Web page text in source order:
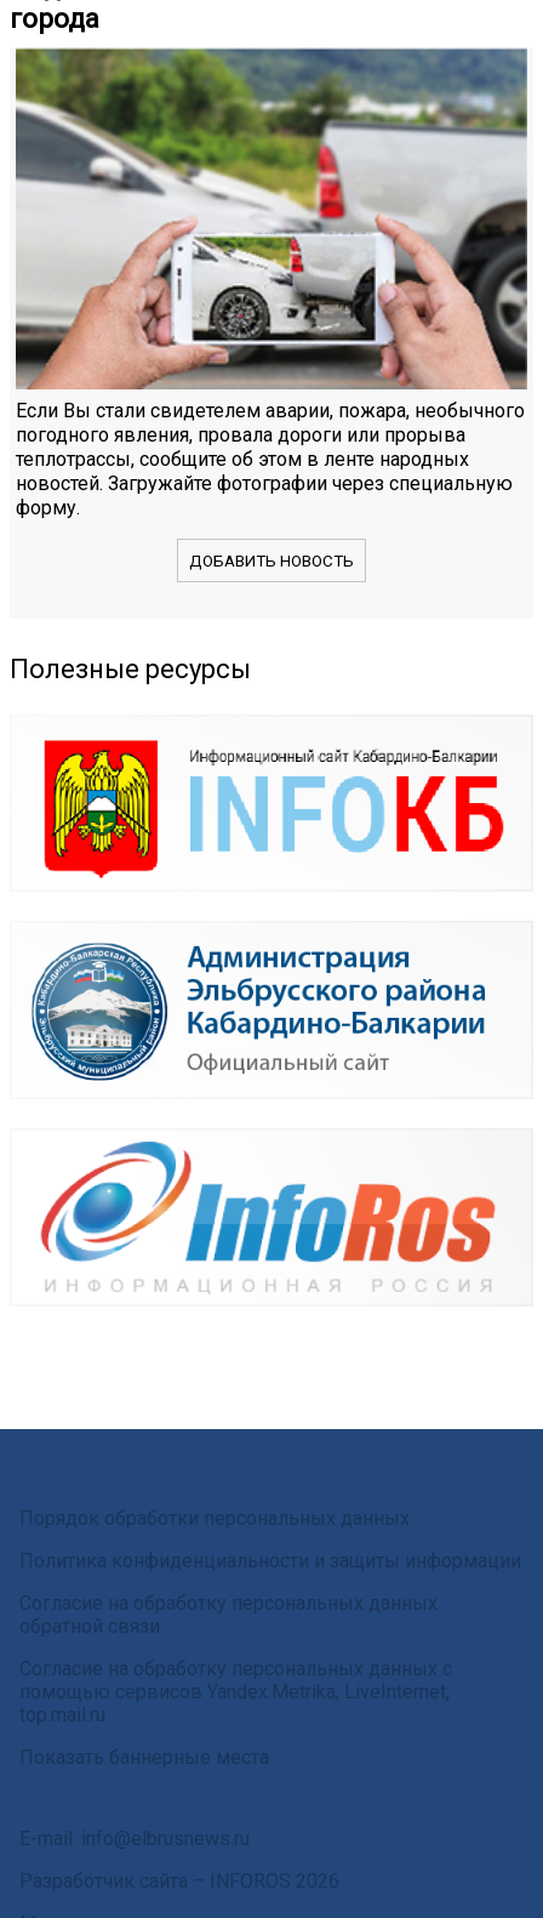
города
Если Вы стали свидетелем аварии, пожара, необычного
погодного явления, провала дороги или прорыва
теплотрассы, сообщите об этом в ленте народных
новостей. Загружайте фотографии через специальную
форму.
ДОБАВИТЬ НОВОСТЬ
Полезные ресурсы
Порядок обработки персональных данных
Политика конфиденциальности и защиты информации
Согласие на обработку персональных данных
обратной связи
Согласие на обработку персональных данных с
помощью сервисов Yandex.Metrika, LiveInternet,
top.mail.ru
Показать баннерные места
E-mail: info@elbrusnews.ru
Разработчик сайта – INFOROS 2026